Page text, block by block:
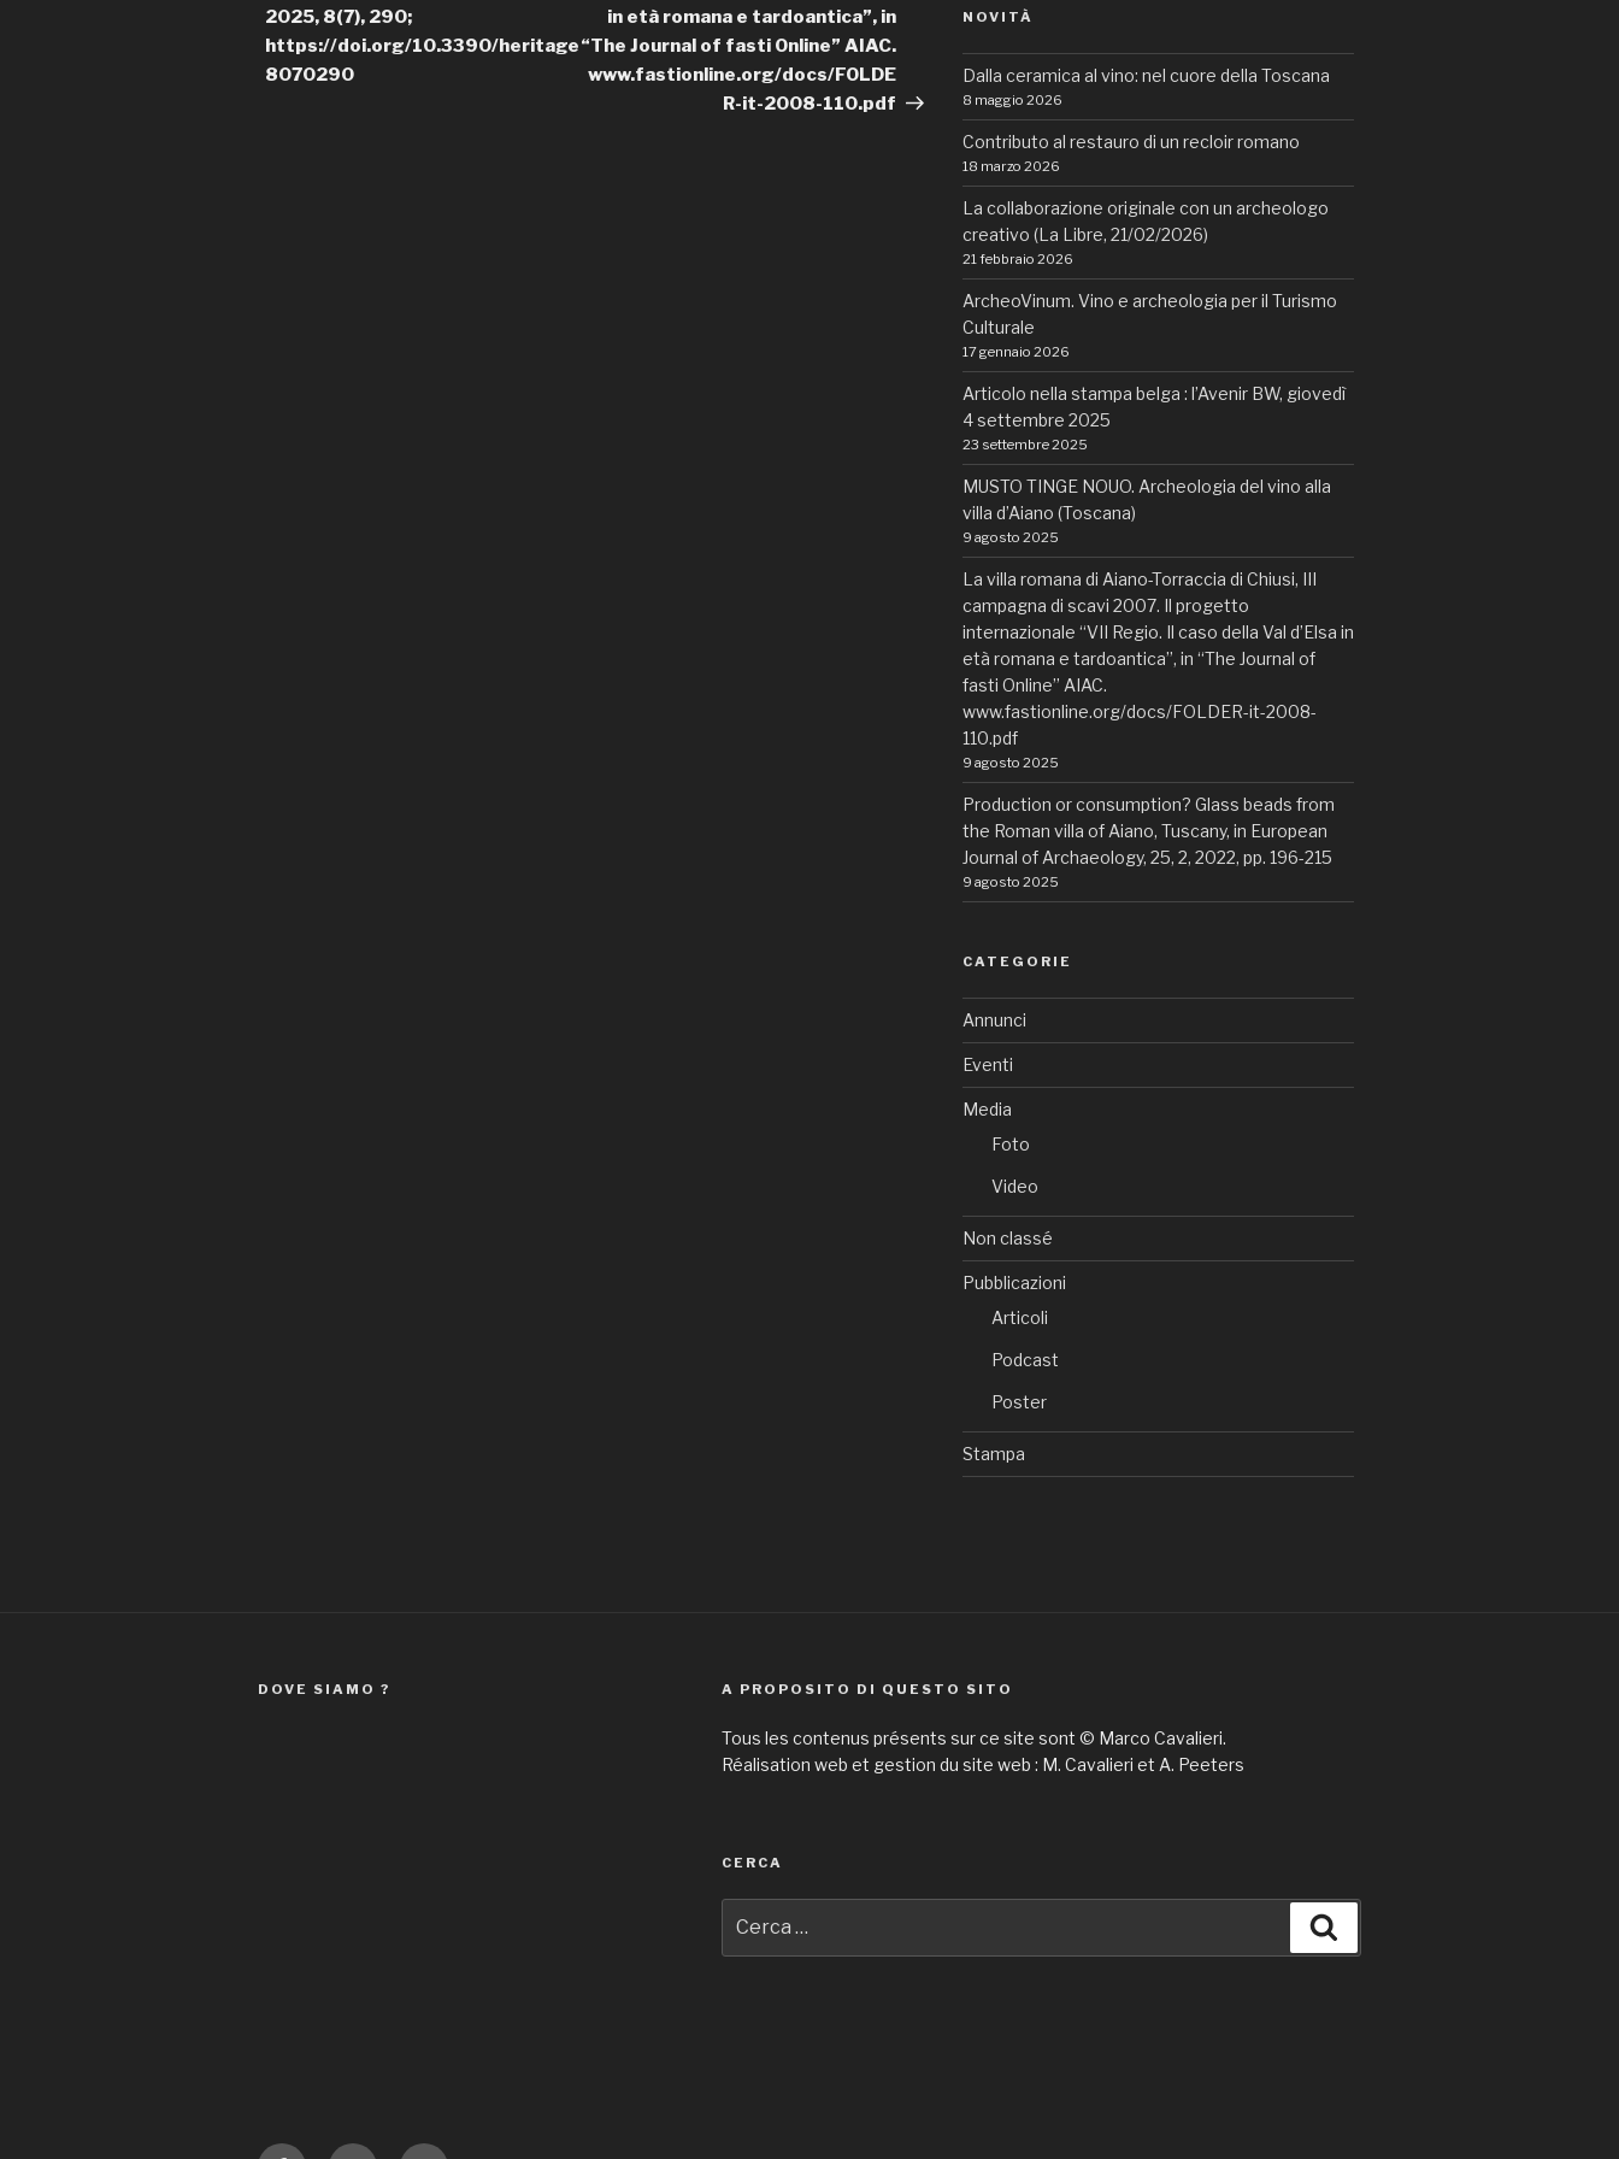
2025, 8(7), 290;
https://doi.org/10.3390/heritage
8070290
in età romana e tardoantica”, in
“The Journal of fasti Online” AIAC.
www.fastionline.org/docs/FOLDE
R-it-2008-110.pdf
NOVITÀ
Dalla ceramica al vino: nel cuore della Toscana
8 maggio 2026
Contributo al restauro di un recloir romano
18 marzo 2026
La collaborazione originale con un archeologo
creativo (La Libre, 21/02/2026)
21 febbraio 2026
ArcheoVinum. Vino e archeologia per il Turismo
Culturale
17 gennaio 2026
Articolo nella stampa belga : l’Avenir BW, giovedì
4 settembre 2025
23 settembre 2025
MUSTO TINGE NOUO. Archeologia del vino alla
villa d’Aiano (Toscana)
9 agosto 2025
La villa romana di Aiano-Torraccia di Chiusi, III
campagna di scavi 2007. Il progetto
internazionale “VII Regio. Il caso della Val d’Elsa in
età romana e tardoantica”, in “The Journal of
fasti Online” AIAC.
www.fastionline.org/docs/FOLDER-it-2008-
110.pdf
9 agosto 2025
Production or consumption? Glass beads from
the Roman villa of Aiano, Tuscany, in European
Journal of Archaeology, 25, 2, 2022, pp. 196-215
9 agosto 2025
CATEGORIE
Annunci
Eventi
Media
Foto
Video
Non classé
Pubblicazioni
Articoli
Podcast
Poster
Stampa
DOVE SIAMO ? A PROPOSITO DI QUESTO SITO
Tous les contenus présents sur ce site sont © Marco Cavalieri.
Réalisation web et gestion du site web : M. Cavalieri et A. Peeters
CERCA